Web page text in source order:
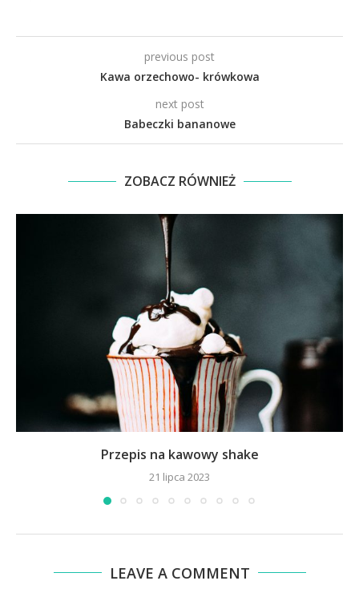
previous post
Kawa orzechowo- krówkowa
next post
Babeczki bananowe
ZOBACZ RÓWNIEŻ
Przepis na kawowy shake
21 lipca 2023
LEAVE A COMMENT